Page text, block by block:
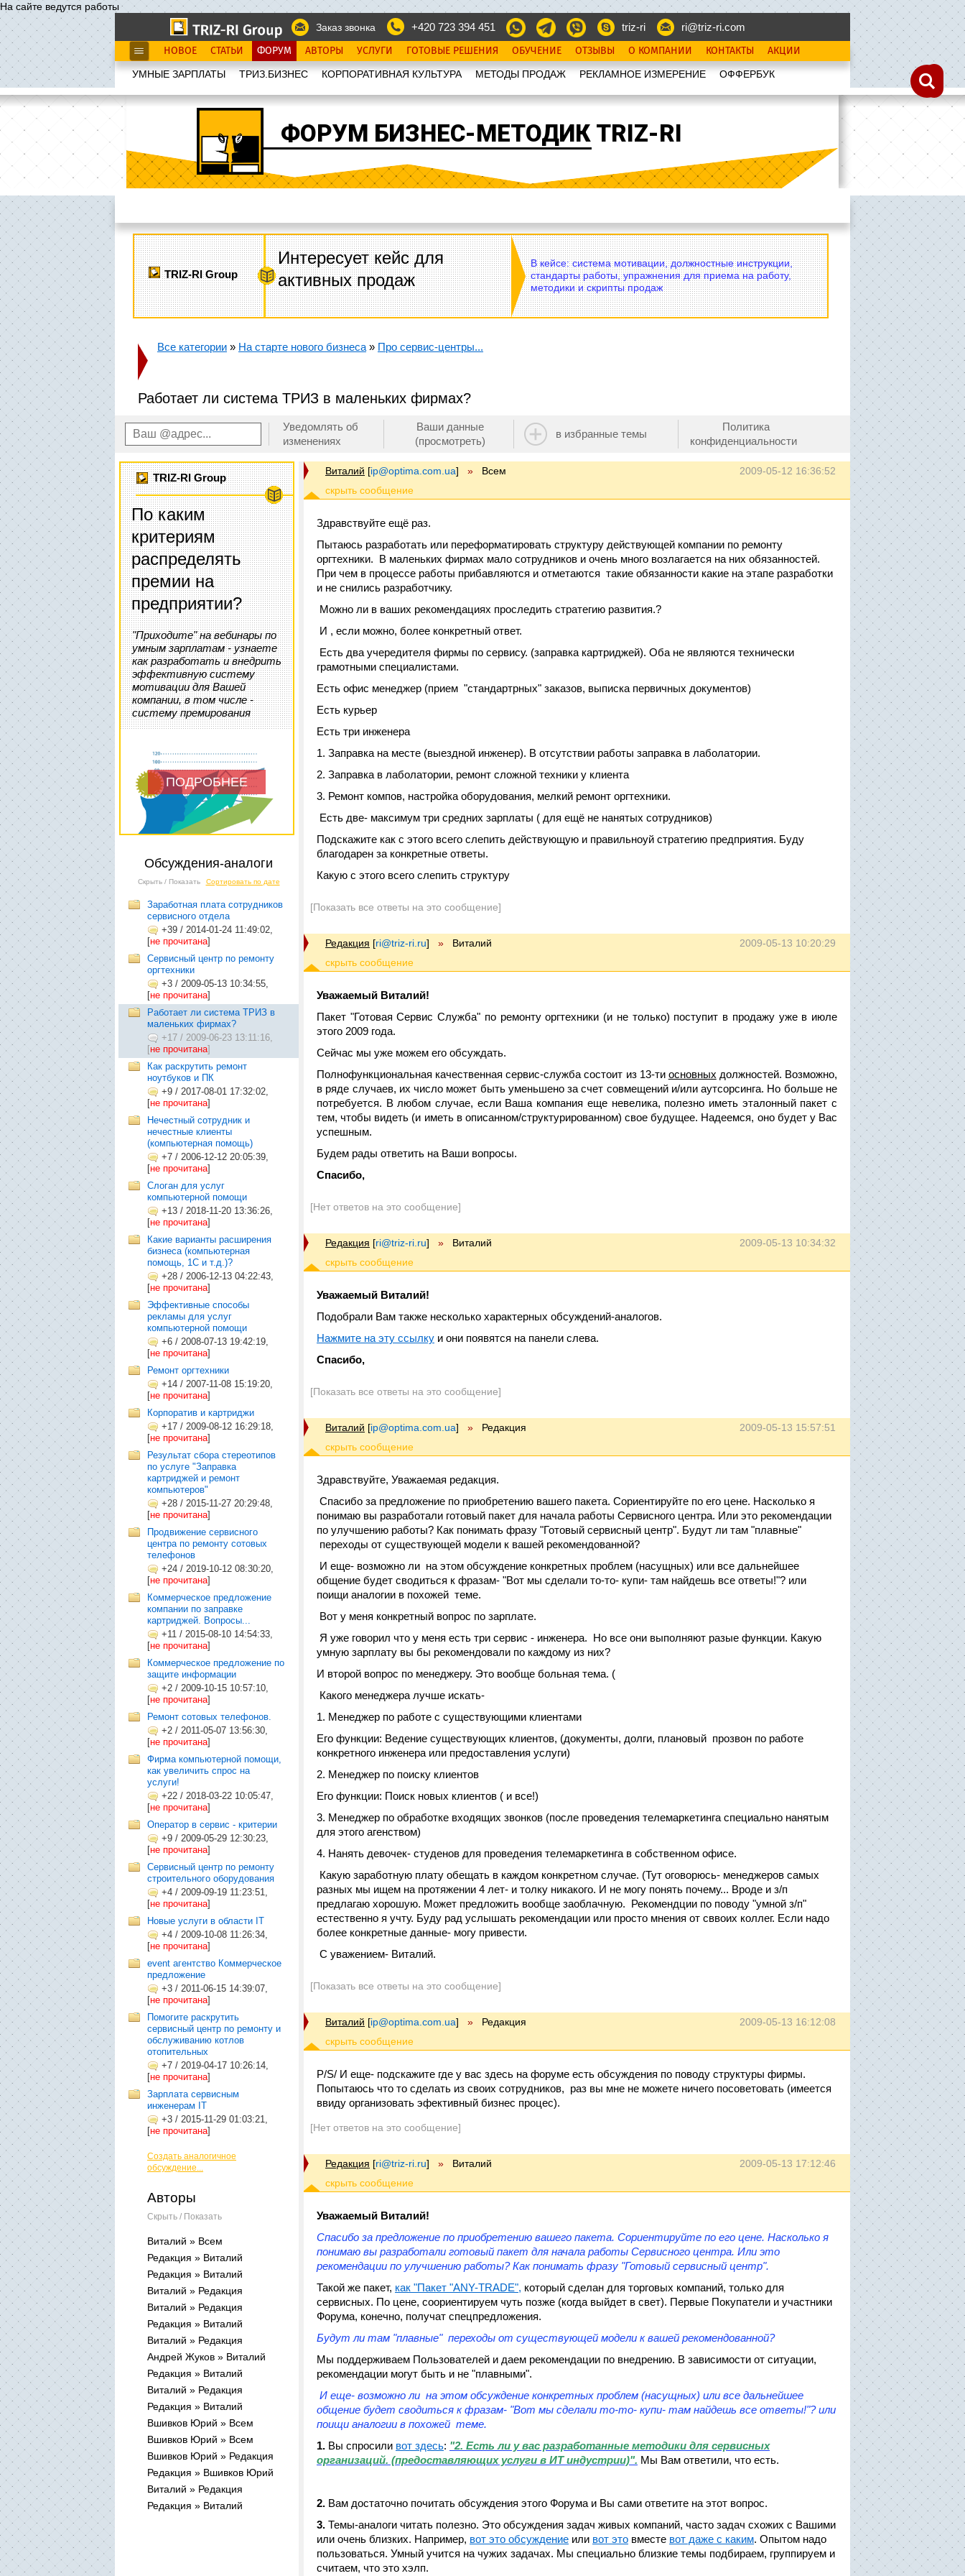
На сайте ведутся работы
Заказ звонка
+420 723 394 451 triz-ri ri@triz-ri.com
НОВОЕ СТАТЬИ ФОРУМ АВТОРЫ УСЛУГИ ГОТОВЫЕ РЕШЕНИЯ ОБУЧЕНИЕ ОТЗЫВЫ О КОМПАНИИ КОНТАКТЫ АКЦИИ
УМНЫЕ ЗАРПЛАТЫ ТРИЗ.БИЗНЕС КОРПОРАТИВНАЯ КУЛЬТУРА МЕТОДЫ ПРОДАЖ РЕКЛАМНОЕ ИЗМЕРЕНИЕ OФФЕРБУК
ФОРУМ БИЗНЕС-МЕТОДИК TRIZ-RI
TRIZ-RI Group
Интересует кейс для
активных продаж
В кейсе: система мотивации, должностные инструкции,
стандарты работы, упражнения для приема на работу,
методики и скрипты продаж
Все категории » На старте нового бизнеса » Про сервис-центры...
Работает ли система ТРИЗ в маленьких фирмах?
Уведомлять об
изменениях
Ваши данные
(просмотреть)
в избранные темы
Политика
конфиденциальности
TRIZ-RI Group
По каким
критериям
распределять
премии на
предприятии?
"Приходите" на вебинары по
умным зарплатам - узнаете
как разработать и внедрить
эффективную систему
мотивации для Вашей
компании, в том числе -
систему премирования
ПОДРОБНЕЕ
Обсуждения-аналоги
Скрыть / Показать Сортировать по дате
Заработная плата сотрудников
сервисного отдела
+39 / 2014-01-24 11:49:02,
[не прочитана]
Сервисный центр по ремонту
оргтехники
+3 / 2009-05-13 10:34:55,
[не прочитана]
Работает ли система ТРИЗ в
маленьких фирмах?
+17 / 2009-06-23 13:11:16,
[не прочитана]
Как раскрутить ремонт
ноутбуков и ПК
+9 / 2017-08-01 17:32:02,
[не прочитана]
Нечестный сотрудник и
нечестные клиенты
(компьютерная помощь)
+7 / 2006-12-12 20:05:39,
[не прочитана]
Слоган для услуг
компьютерной помощи
+13 / 2018-11-20 13:36:26,
[не прочитана]
Какие варианты расширения
бизнеса (компьютерная
помощь, 1С и т.д.)?
+28 / 2006-12-13 04:22:43,
[не прочитана]
Эффективные способы
рекламы для услуг
компьютерной помощи
+6 / 2008-07-13 19:42:19,
[не прочитана]
Ремонт оргтехники
+14 / 2007-11-08 15:19:20,
[не прочитана]
Корпоратив и картриджи
+17 / 2009-08-12 16:29:18,
[не прочитана]
Результат сбора стереотипов
по услуге "Заправка
картриджей и ремонт
компьютеров"
+28 / 2015-11-27 20:29:48,
[не прочитана]
Продвижение сервисного
центра по ремонту сотовых
телефонов
+24 / 2019-10-12 08:30:20,
[не прочитана]
Коммерческое предложение
компании по заправке
картриджей. Вопросы...
+11 / 2015-08-10 14:54:33,
[не прочитана]
Коммерческое предложение по
защите информации
+2 / 2009-10-15 10:57:10,
[не прочитана]
Ремонт сотовых телефонов.
+2 / 2011-05-07 13:56:30,
[не прочитана]
Фирма компьютерной помощи,
как увеличить спрос на
услуги!
+22 / 2018-03-22 10:05:47,
[не прочитана]
Оператор в сервис - критерии
+9 / 2009-05-29 12:30:23,
[не прочитана]
Сервисный центр по ремонту
строительного оборудования
+4 / 2009-09-19 11:23:51,
[не прочитана]
Новые услуги в области IT
+4 / 2009-10-08 11:26:34,
[не прочитана]
event агентство Коммерческое
предложение
+3 / 2011-06-15 14:39:07,
[не прочитана]
Помогите раскрутить
сервисный центр по ремонту и
обслуживанию котлов
отопительных
+7 / 2019-04-17 10:26:14,
[не прочитана]
Зарплата сервисным
инженерам IT
+3 / 2015-11-29 01:03:21,
[не прочитана]
Создать аналогичное
обсуждение...
Авторы
Скрыть / Показать
Виталий » Всем
Редакция » Виталий
Редакция » Виталий
Виталий » Редакция
Виталий » Редакция
Редакция » Виталий
Виталий » Редакция
Андрей Жуков » Виталий
Редакция » Виталий
Виталий » Редакция
Редакция » Виталий
Вшивков Юрий » Всем
Вшивков Юрий » Всем
Вшивков Юрий » Редакция
Редакция » Вшивков Юрий
Виталий » Редакция
Редакция » Виталий
2009-05-12 16:36:52
Виталий [ip@optima.com.ua] » Всем
Здравствуйте ещё раз.
Пытаюсь разработать или переформатировать структуру действующей компании по ремонту
оргтехники. В маленьких фирмах мало сотрудников и очень много возлагается на них обязанностей.
При чем в процессе работы прибавляются и отметаются такие обязанности какие на этапе разработки
и не снились разработчику.
Можно ли в ваших рекомендациях проследить стратегию развития.?
И , если можно, более конкретный ответ.
Есть два учередителя фирмы по сервису. (заправка картриджей). Оба не являются технически
грамотными специалистами.
Есть офис менеджер (прием "стандартрных" заказов, выписка первичных документов)
Есть курьер
Есть три инженера
1. Заправка на месте (выездной инженер). В отсутствии работы заправка в лаболатории.
2. Заправка в лаболатории, ремонт сложной техники у клиента
3. Ремонт компов, настройка оборудования, мелкий ремонт оргтехники.
Есть две- максимум три средних зарплаты ( для ещё не нанятых сотрудников)
Подскажите как с этого всего слепить действующую и правильноуй стратегию предприятия. Буду
благодарен за конкретные ответы.
Какую с этого всего слепить структуру
[Показать все ответы на это сообщение]
2009-05-13 10:20:29
Редакция [ri@triz-ri.ru] » Виталий
Уважаемый Виталий!
Пакет "Готовая Сервис Служба" по ремонту оргтехники (и не только) поступит в продажу уже в июле
этого 2009 года.
Сейчас мы уже можем его обсуждать.
Полнофункциональная качественная сервис-служба состоит из 13-ти основных должностей. Возможно,
в ряде случаев, их число может быть уменьшено за счет совмещений и/или аутсорсинга. Но больше не
потребуется. В любом случае, если Ваша компания еще невелика, полезно иметь эталонный пакет с
тем, чтобы видеть (и иметь в описанном/структурированном) свое будущее. Надеемся, оно будет у Вас
успешным.
Будем рады ответить на Ваши вопросы.
Спасибо,
[Нет ответов на это сообщение]
2009-05-13 10:34:32
Редакция [ri@triz-ri.ru] » Виталий
Уважаемый Виталий!
Подобрали Вам также несколько характерных обсуждений-аналогов.
Нажмите на эту ссылку и они появятся на панели слева.
Спасибо,
[Показать все ответы на это сообщение]
2009-05-13 15:57:51
Виталий [ip@optima.com.ua] » Редакция
Здравствуйте, Уважаемая редакция.
Спасибо за предложение по приобретению вашего пакета. Сориентируйте по его цене. Насколько я
понимаю вы разработали готовый пакет для начала работы Сервисного центра. Или это рекомендации
по улучшению работы? Как понимать фразу "Готовый сервисный центр". Будут ли там "плавные"
переходы от существующей модели к вашей рекомендованной?
И еще- возможно ли на этом обсуждение конкретных проблем (насущных) или все дальнейшее
общение будет сводиться к фразам- "Вот мы сделали то-то- купи- там найдешь все ответы!"? или
поищи аналогии в похожей теме.
Вот у меня конкретный вопрос по зарплате.
Я уже говорил что у меня есть три сервис - инженера. Но все они выполняют разые функции. Какую
умную зарплату вы бы рекомендовали по каждому из них?
И второй вопрос по менеджеру. Это вообще больная тема. (
Какого менеджера лучше искать-
1. Менеджер по работе с существующими клиентами
Его функции: Ведение существующих клиентов, (документы, долги, плановый прозвон по работе
конкретного инженера или предоставления услуги)
2. Менеджер по поиску клиентов
Его функции: Поиск новых клиентов ( и все!)
3. Менеджер по обработке входящих звонков (после проведения телемаркетинга специально нанятым
для этого агенством)
4. Нанять девочек- студенов для проведения телемаркетинга в собственном офисе.
Какую заработную плату обещать в каждом конкретном случае. (Тут оговорюсь- менеджеров самых
разных мы ищем на протяжении 4 лет- и толку никакого. И не могу понять почему... Вроде и з/п
предлагаю хорошую. Может предложить вообще заоблачную. Рекомендции по поводу "умной з/п"
естественно я учту. Буду рад услышать рекомендации или просто мнения от сввоих коллег. Если надо
более конкретные данные- могу привести.
С уважением- Виталий.
[Показать все ответы на это сообщение]
2009-05-13 16:12:08
Виталий [ip@optima.com.ua] » Редакция
P/S/ И еще- подскажите где у вас здесь на форуме есть обсуждения по поводу структуры фирмы.
Попытаюсь что то сделать из своих сотрудников, раз вы мне не можете ничего посоветовать (имеется
ввиду организовать эфективный бизнес процес).
[Нет ответов на это сообщение]
2009-05-13 17:12:46
Редакция [ri@triz-ri.ru] » Виталий
Уважаемый Виталий!
Спасибо за предложение по приобретению вашего пакета. Сориентируйте по его цене. Насколько я
понимаю вы разработали готовый пакет для начала работы Сервисного центра. Или это
рекомендации по улучшению работы? Как понимать фразу "Готовый сервисный центр".
Такой же пакет, как "Пакет "ANY-TRADE", который сделан для торговых компаний, только для
сервисных. По цене, соориентируем чуть позже (когда выйдет в свет). Первые Покупатели и участники
Форума, конечно, получат спецпредложения.
Будут ли там "плавные" переходы от существующей модели к вашей рекомендованной?
Мы поддерживаем Пользователей и даем рекомендации по внедрению. В зависимости от ситуации,
рекомендации могут быть и не "плавными".
И еще- возможно ли на этом обсуждение конкретных проблем (насущных) или все дальнейшее
общение будет сводиться к фразам- "Вот мы сделали то-то- купи- там найдешь все ответы!"? или
поищи аналогии в похожей теме.
1. Вы спросили вот здесь: "2. Есть ли у вас разработанные методики для сервисных
организаций. (предоставляющих услуги в ИТ индустрии)". Мы Вам ответили, что есть.
2. Вам достаточно почитать обсуждения этого Форума и Вы сами ответите на этот вопрос.
3. Темы-аналоги читать полезно. Это обсуждения задач живых компаний, часто задач схожих с Вашими
или очень близких. Например, вот это обсуждение или вот это вместе вот даже с каким. Опытом надо
пользоваться. Умный учится на чужих задачах. Мы специально близкие темы подбираем, группируем и
считаем, что это хэлп.